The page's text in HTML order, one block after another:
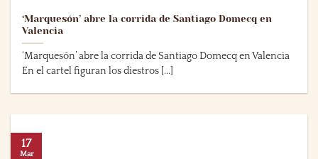
‘Marquesón’ abre la corrida de Santiago Domecq en
Valencia
‘Marquesón’ abre la corrida de Santiago Domecq en Valencia
En el cartel figuran los diestros [...]
17
Mar